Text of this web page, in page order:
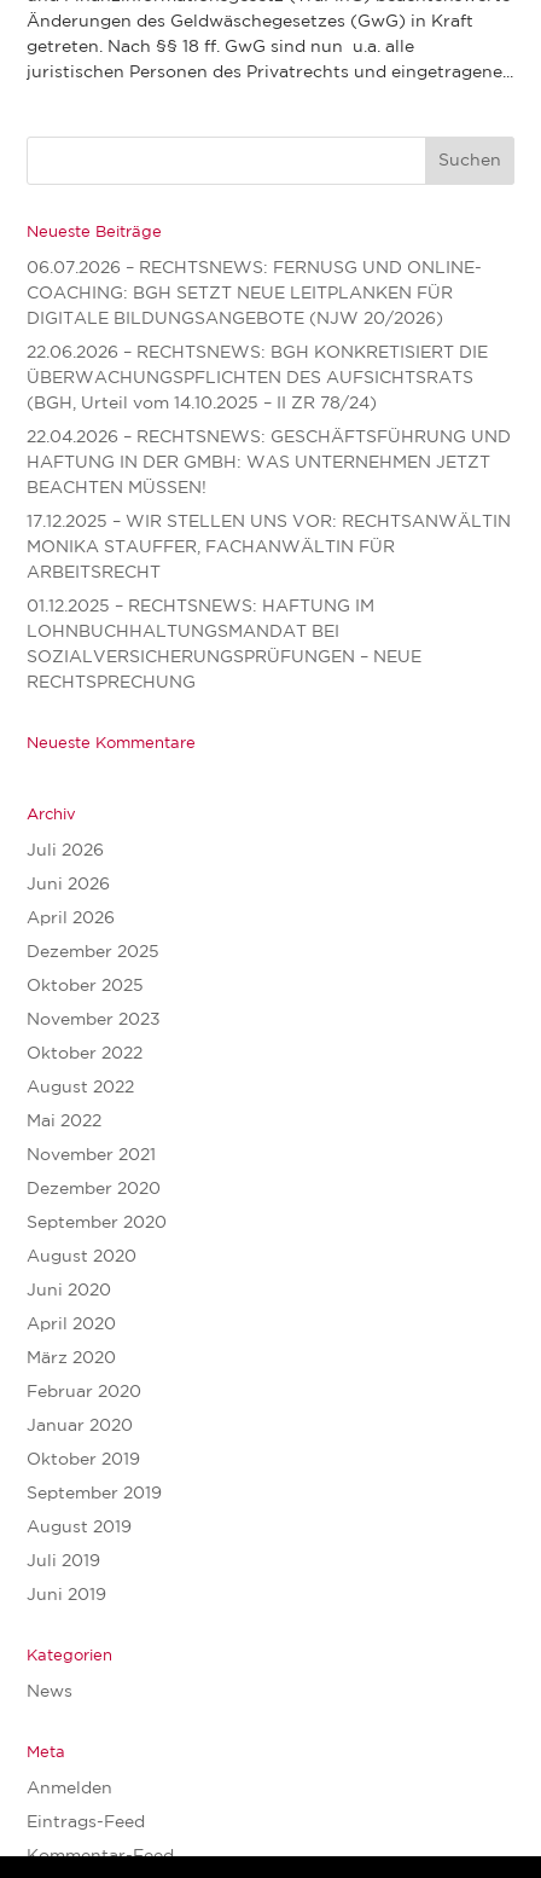
Änderungen des Geldwäschegesetzes (GwG) in Kraft
getreten. Nach §§ 18 ff. GwG sind nun u.a. alle
juristischen Personen des Privatrechts und eingetragene...
Neueste Beiträge
06.07.2026 – RECHTSNEWS: FERNUSG UND ONLINE-
COACHING: BGH SETZT NEUE LEITPLANKEN FÜR
DIGITALE BILDUNGSANGEBOTE (NJW 20/2026)
22.06.2026 – RECHTSNEWS: BGH KONKRETISIERT DIE
ÜBERWACHUNGSPFLICHTEN DES AUFSICHTSRATS
(BGH, Urteil vom 14.10.2025 – II ZR 78/24)
22.04.2026 – RECHTSNEWS: GESCHÄFTSFÜHRUNG UND
HAFTUNG IN DER GMBH: WAS UNTERNEHMEN JETZT
BEACHTEN MÜSSEN!
17.12.2025 – WIR STELLEN UNS VOR: RECHTSANWÄLTIN
MONIKA STAUFFER, FACHANWÄLTIN FÜR
ARBEITSRECHT
01.12.2025 – RECHTSNEWS: HAFTUNG IM
LOHNBUCHHALTUNGSMANDAT BEI
SOZIALVERSICHERUNGSPRÜFUNGEN – NEUE
RECHTSPRECHUNG
Neueste Kommentare
Archiv
Juli 2026
Juni 2026
April 2026
Dezember 2025
Oktober 2025
November 2023
Oktober 2022
August 2022
Mai 2022
November 2021
Dezember 2020
September 2020
August 2020
Juni 2020
April 2020
März 2020
Februar 2020
Januar 2020
Oktober 2019
September 2019
August 2019
Juli 2019
Juni 2019
Kategorien
News
Meta
Anmelden
Eintrags-Feed
Kommentar-Feed